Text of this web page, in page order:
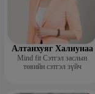
Алтанхуяг Халиунаа
Mind fit Сэтгэл заслын
төвийн сэтгэл зүйч